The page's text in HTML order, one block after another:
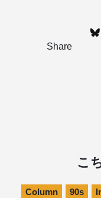
Share
こ
Column 90s